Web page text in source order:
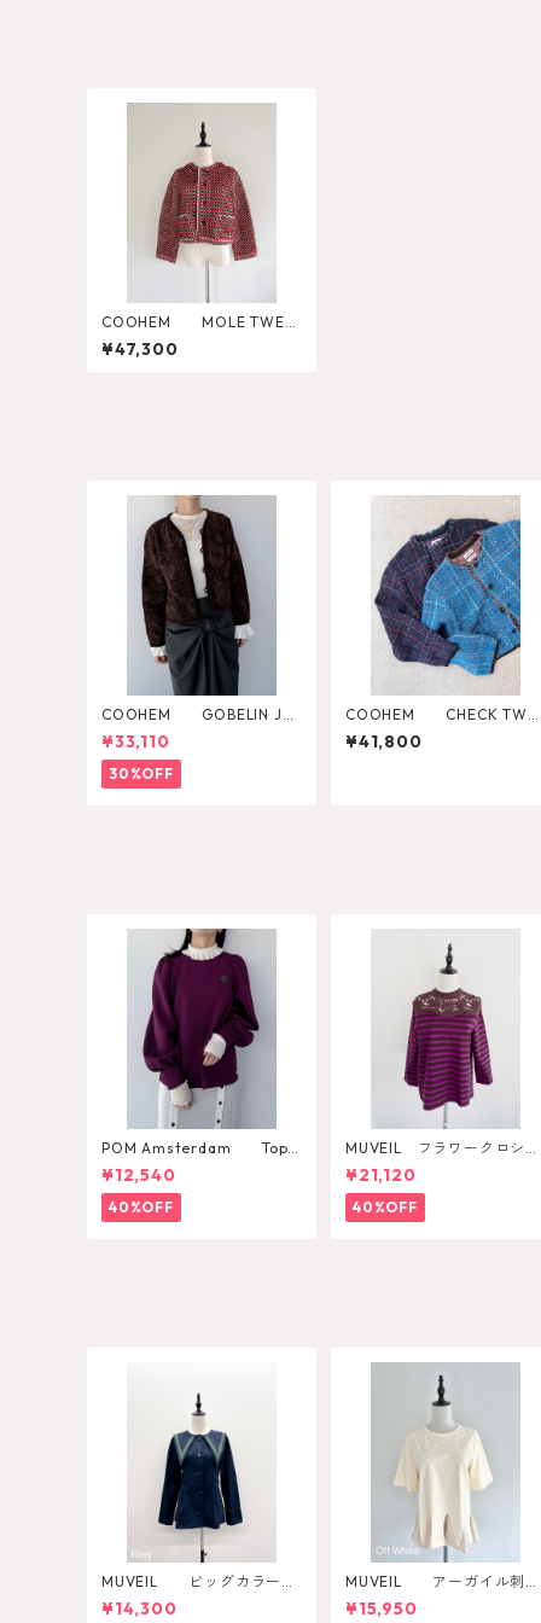
COOHEM MOLE TWEE
D JK
¥47,300
COOHEM GOBELIN JA
CQUARD KNIT JACKET
¥33,110
30%OFF
COOHEM CHECK TWE
ED CARDIGAN
¥41,800
POM Amsterdam Top K
ae Pulm
¥12,540
40%OFF
MUVEIL フラワークロシェ
カットソー
¥21,120
40%OFF
MUVEIL ビッグカラーブ
ラウス
¥14,300
MUVEIL アーガイル刺繍
カットソー
¥15,950